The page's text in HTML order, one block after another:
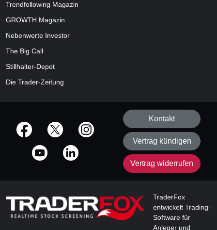
Trendfollowing Magazin
GROWTH Magazin
Nebenwerte Investor
The Big Call
Stillhalter-Depot
Die Trader-Zeitung
offizielle Social Media-Accounts
Kontakt
Vertrag kündigen
Vertrag widerrufen
TraderFox
entwickelt Trading-
Software für
Anleger und